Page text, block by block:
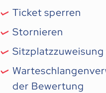
Ticket sperren
Stornieren
der Bewertung